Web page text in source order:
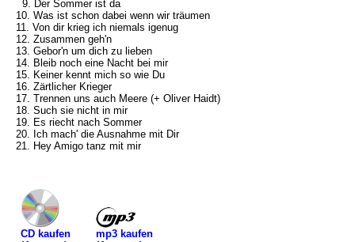
9. Der Sommer ist da
10. Was ist schon dabei wenn wir träumen
11. Von dir krieg ich niemals igenug
12. Zusammen geh'n
13. Gebor'n um dich zu lieben
14. Bleib noch eine Nacht bei mir
15. Keiner kennt mich so wie Du
16. Zärtlicher Krieger
17. Trennen uns auch Meere (+ Oliver Haidt)
18. Such sie nicht in mir
19. Es riecht nach Sommer
20. Ich mach' die Ausnahme mit Dir
21. Hey Amigo tanz mit mir
CD kaufen
mp3 kaufen